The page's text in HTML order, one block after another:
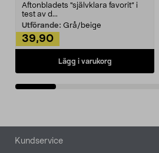
Aftonbladets "självklara favorit” i
test av d...
Utförande: Grå/beige
39,90
Lägg i varukorg
Sidfot
Kundservice